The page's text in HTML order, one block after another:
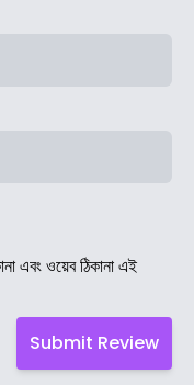
এবং ওয়েব ঠিকানা এই